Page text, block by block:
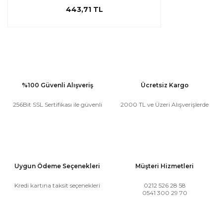
443,71 TL
%100 Güvenli Alışveriş
256Bit SSL Sertifikası ile güvenli
Ücretsiz Kargo
2000 TL ve Üzeri Alışverişlerde
Uygun Ödeme Seçenekleri
Kredi kartına taksit seçenekleri
Müşteri Hizmetleri
0212 526 28 58
0541 300 29 70